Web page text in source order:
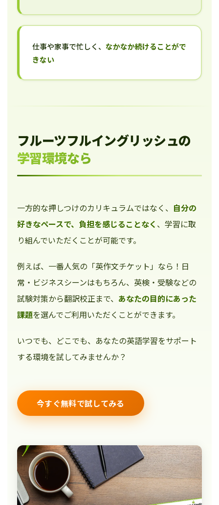
仕事や家事で忙しく、 なかなか続けることがで
きない
フルーツフルイングリッシュの
学習環境なら
一方的な押しつけのカリキュラムではなく、 自分の
好きなペースで、負担を感じることなく 、学習に取
り組んでいただくことが可能です。
例えば、一番人気の「英作文チケット」なら！日
常・ビジネスシーンはもちろん、英検・受験などの
試験対策から翻訳校正まで、 あなたの目的にあった
課題を選んでご利用いただくことができます。
いつでも、どこでも、あなたの英語学習をサポート
する環境を試してみませんか？
今すぐ無料で試してみる